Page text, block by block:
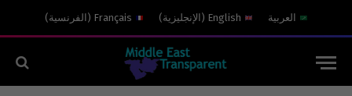
العربية English
( الإنجليزية)
Français
( الفرنسية)